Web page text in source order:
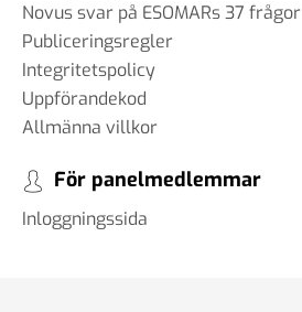
Novus svar på ESOMARs 37 frågor
Publiceringsregler
Integritetspolicy
Uppförandekod
Allmänna villkor
För panelmedlemmar
Inloggningssida